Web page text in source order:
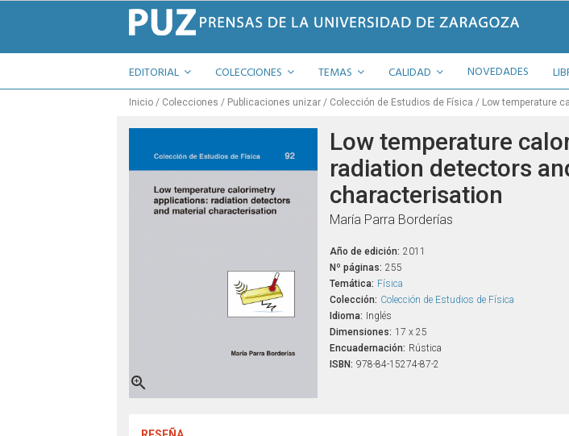
EDITORIAL COLECCIONES TEMAS CALIDAD NOVEDADES
Inicio Colecciones Publicaciones unizar Colección de Estudios de Física Low temperature

Low temperature
radiation detectors
characterisation
María Parra Borderías
Año de edición: 2011
Nº páginas: 255
Temática: Física
Colección: Colección de Estudios de Física
Idioma:
Inglés
Dimensiones: 17 x 25
Encuadernación: Rústica
ISBN: 978-84-15274-87-2